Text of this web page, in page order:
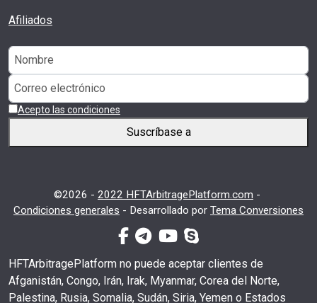
Afiliados
Acepto las condiciones
Suscríbase a
©2026 - 2022 HFTArbitragePlatform.com -
Condiciones generales - Desarrollado por Tema Conversiones
facebook-f
telegrama
youtubeskype
HFTArbitragePlatform no puede aceptar clientes de
Afganistán, Congo, Irán, Irak, Myanmar, Corea del Norte,
Palestina, Rusia, Somalia, Sudán, Siria, Yemen o Estados